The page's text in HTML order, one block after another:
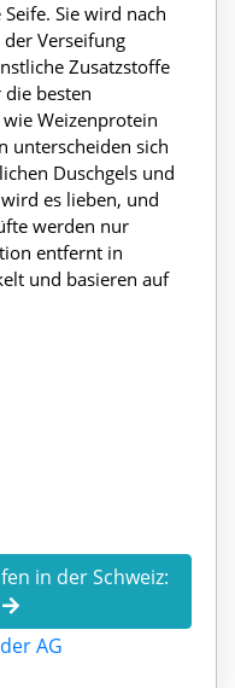
Sie wird nach
Verseifung
Zusatzstoffe
besten
Weizenprotein
unterscheiden sich
Duschgels und
es lieben, und
werden nur
entfernt in
und basieren auf
in der Schweiz:
AG